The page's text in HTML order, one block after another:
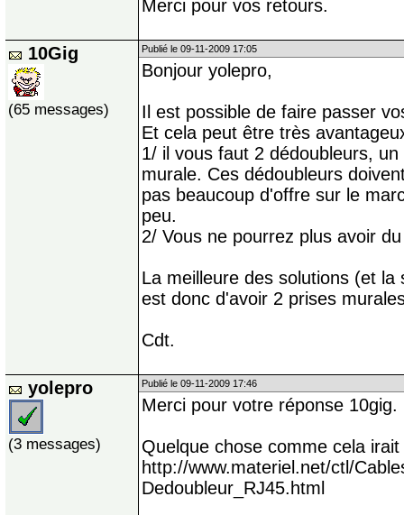
Merci pour vos retours.
10Gig
(65 messages)
Publié le 09-11-2009 17:05
Bonjour yolepro,
Il est possible de faire passer
Et cela peut être très
1/ il vous faut 2 dédoubleurs,
murale. Ces dédoubleurs
pas beaucoup d'offre sur le
peu.
2/ Vous ne pourrez plus avoir
La meilleure des solutions (et
est donc d'avoir 2 prises
Cdt.
yolepro
(3 messages)
Publié le 09-11-2009 17:46
Merci pour votre réponse 10gig.
Quelque chose comme cela
http://www.materiel.net/ctl/
Dedoubleur_RJ45.html